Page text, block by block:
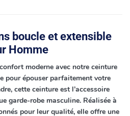
boucle et extensible
Homme
moderne avec notre ceinture
pour épouser parfaitement votre
cette ceinture est l’accessoire
garde-robe masculine. Réalisée à
pour leur qualité, elle offre une